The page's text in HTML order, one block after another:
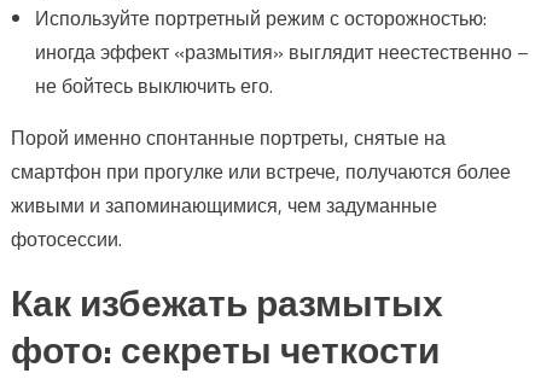
Используйте портретный режим с осторожностью:
иногда эффект «размытия» выглядит неестественно –
не бойтесь выключить его.
Порой именно спонтанные портреты, снятые на
смартфон при прогулке или встрече, получаются более
живыми и запоминающимися, чем задуманные
фотосессии.
Как избежать размытых
фото: секреты четкости